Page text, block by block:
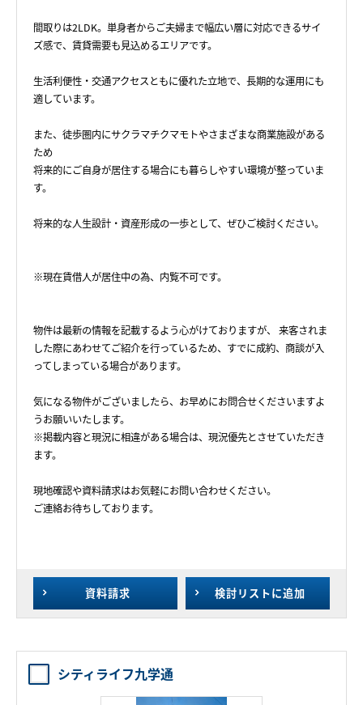
資料請求 検討リストに追加
間取りは2LDK。単身者からご夫婦まで幅広い層に対応できるサイ
ズ感で、賃貸需要も見込めるエリアです。
生活利便性・交通アクセスともに優れた立地で、長期的な運用にも
適しています。
また、徒歩圏内にサクラマチクマモトやさまざまな商業施設がある
ため
将来的にご自身が居住する場合にも暮らしやすい環境が整っていま
す。
将来的な人生設計・資産形成の一歩として、ぜひご検討ください。
※現在賃借人が居住中の為、内覧不可です。
物件は最新の情報を記載するよう心がけておりますが、 来客されま
した際にあわせてご紹介を行っているため、すでに成約、商談が入
ってしまっている場合があります。
気になる物件がございましたら、お早めにお問合せくださいますよ
うお願いいたします。
※掲載内容と現況に相違がある場合は、現況優先とさせていただき
ます。
現地確認や資料請求はお気軽にお問い合わせください。
ご連絡お待ちしております。
シティライフ九学通